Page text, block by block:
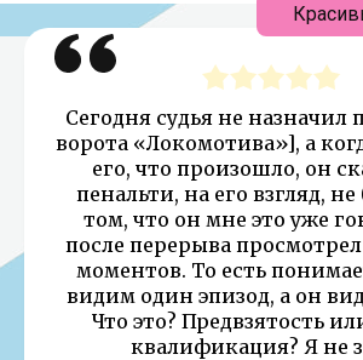
Сегодня судья не назначил
ворота «Локомотива»], а
его, что произошло, он
пенальти, на его взгляд,
том, что он мне это уже
после перерыва
моментов. То есть
видим один эпизод, а он
Что это? Предвзятость
квалификация? Я не